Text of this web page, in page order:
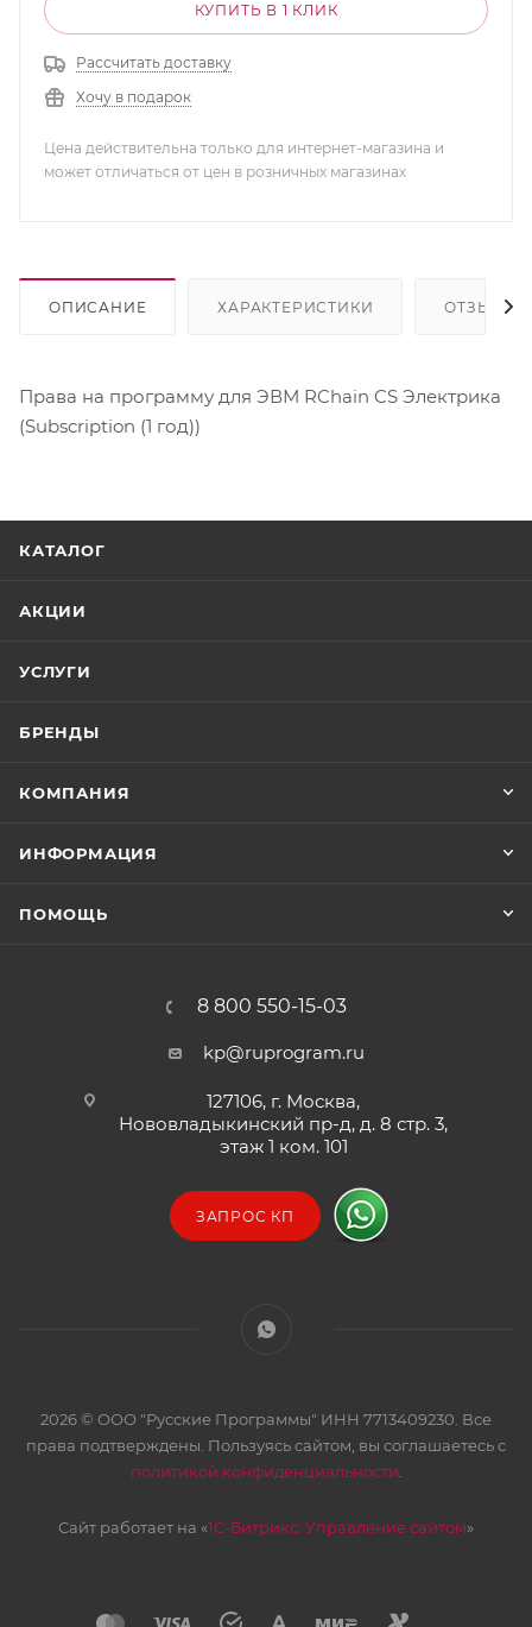
КУПИТЬ В 1 КЛИК
Рассчитать доставку
Хочу в подарок
Цена действительна только для интернет-магазина и
может отличаться от цен в розничных магазинах
ОПИСАНИЕ ХАРАКТЕРИСТИКИ ОТЗЫВЫ
Права на программу для ЭВМ RChain CS Электрика
(Subscription (1 год))
КАТАЛОГ
АКЦИИ
УСЛУГИ
БРЕНДЫ
КОМПАНИЯ
ИНФОРМАЦИЯ
ПОМОЩЬ
8 800 550-15-03
kp@ruprogram.ru
127106, г. Москва,
Нововладыкинский пр-д, д. 8 стр. 3,
этаж 1 ком. 101
ЗАПРОС КП
2026 © ООО "Русские Программы" ИНН 7713409230. Все
права подтверждены. Пользуясь сайтом, вы соглашаетесь с
политикой конфиденциальности
Сайт работает на «1С-Битрикс: Управление сайтом»